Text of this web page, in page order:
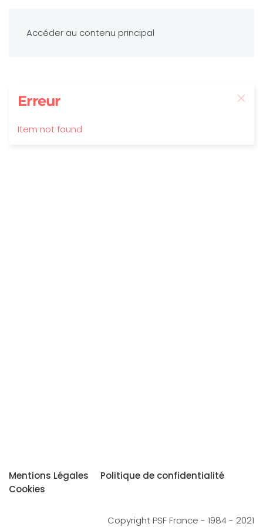
Accéder au contenu principal
Erreur
Item not found
Mentions Légales
Politique de confidentialité
Cookies
Copyright PSF France - 1984 - 2021